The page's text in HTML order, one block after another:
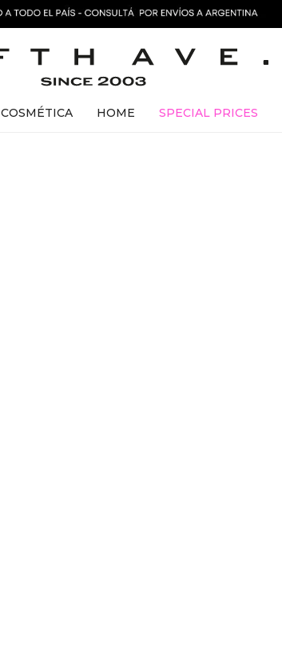
COSMÉTICA HOME SPECIAL PRICES